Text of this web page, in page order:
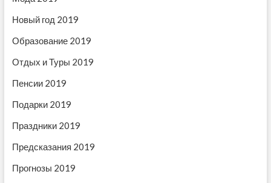
м
Новый год 2019
Образование 2019
Отдых и Туры 2019
Пенсии 2019
Подарки 2019
Праздники 2019
Предсказания 2019
Прогнозы 2019